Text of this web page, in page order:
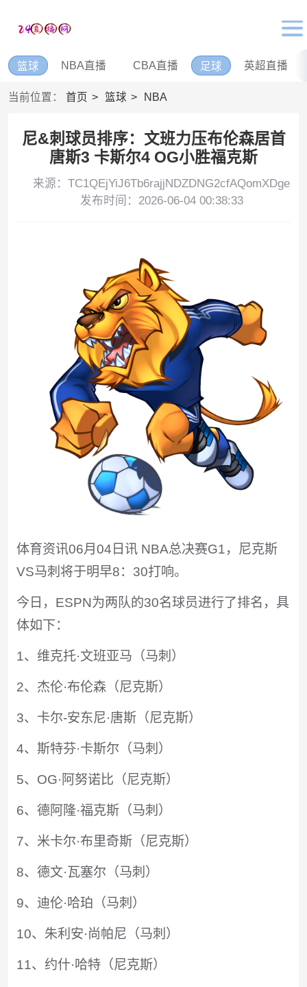
篮球 NBA直播 CBA直播 足球 英超直播
当前位置： 首页 篮球 NBA
尼&刺球员排序：文班力压布伦森居首
唐斯3 卡斯尔4 OG小胜福克斯
来源：TC1QEjYiJ6Tb6rajjNDZDNG2cfAQomXDge
发布时间：2026-06-04 00:38:33
体育资讯06月04日讯 NBA总决赛G1，尼克斯
VS马刺将于明早8：30打响。
今日，ESPN为两队的30名球员进行了排名，具
体如下：
1、维克托·文班亚马（马刺）
2、杰伦·布伦森（尼克斯）
3、卡尔-安东尼·唐斯（尼克斯）
4、斯特芬·卡斯尔（马刺）
5、OG·阿努诺比（尼克斯）
6、德阿隆·福克斯（马刺）
7、米卡尔·布里奇斯（尼克斯）
8、德文·瓦塞尔（马刺）
9、迪伦·哈珀（马刺）
10、朱利安·尚帕尼（马刺）
11、约什·哈特（尼克斯）